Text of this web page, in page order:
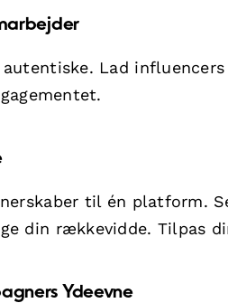
Lad
til én platform.
din rækkevidde. Tilpas
Ydeevne